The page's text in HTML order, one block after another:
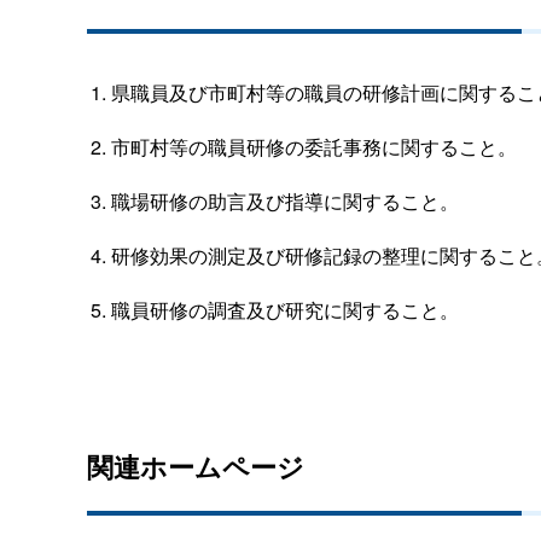
県職員及び市町村等の職員の研修計画に関する
市町村等の職員研修の委託事務に関すること。
職場研修の助言及び指導に関すること。
研修効果の測定及び研修記録の整理に関すること
職員研修の調査及び研究に関すること。
関連ホームページ